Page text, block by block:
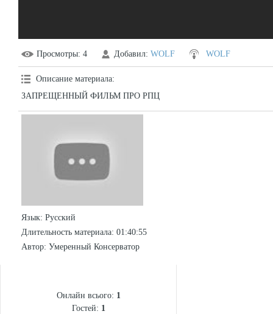
Просмотры: 4 Добавил: WOLF WOLF
Описание материала:
ЗАПРЕЩЕННЫЙ ФИЛЬМ ПРО РПЦ
Язык: Русский
Длительность материала: 01:40:55
Автор: Умеренный Консерватор
Онлайн всього: 1
Гостей: 1